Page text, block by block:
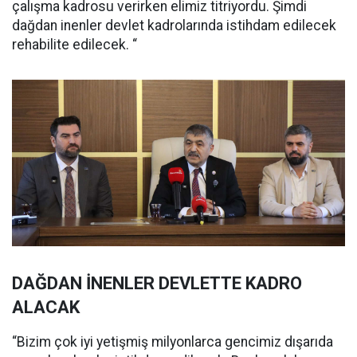
çalışma kadrosu verirken elimiz titriyordu. Şimdi
dağdan inenler devlet kadrolarında istihdam edilecek
rehabilite edilecek. “
DAĞDAN İNENLER DEVLETTE KADRO
ALACAK
“Bizim çok iyi yetişmiş milyonlarca gencimiz dışarıda